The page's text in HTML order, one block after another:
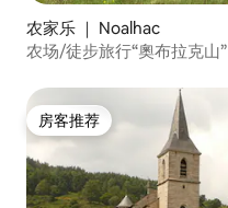
农家乐 ｜ Noalhac
农场/徒步旅行“奧布拉克山”
房客推荐
房客推荐